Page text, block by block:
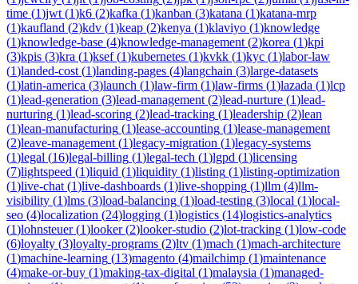
time (1)jwt (1)k6 (2)kafka (1)kanban (3)katana (1)katana-mrp
(1)kaufland (2)kdv (1)keap (2)kenya (1)klaviyo (1)knowledge
(1)knowledge-base (4)knowledge-management (2)korea (1)kpi
(3)kpis (3)kra (1)ksef(1)kubernetes (1)kvkk (1)kyc (1)labor-law
(1)landed-cost (1)landing-pages (4)langchain (3)large-datasets
(1)latin-america (3)launch (1)law-firm (1)law-firms (1)lazada (1)lcp
(1)lead-generation (3)lead-management (2)lead-nurture (1)lead-
nurturing (1)lead-scoring (2)lead-tracking (1)leadership (2)lean
(1)lean-manufacturing (1)lease-accounting (1)lease-management
(2)leave-management (1)legacy-migration (1)legacy-systems
(1)legal (16)legal-billing (1)legal-tech (1)lgpd (1)licensing
(7)lightspeed (1)liquid (1)liquidity (1)listing (1)listing-optimization
(1)live-chat (1)live-dashboards (1)live-shopping (1)llm (4)llm-
visibility (1)lms (3)load-balancing (1)load-testing (3)local (1)local-
seo (4)localization (24)logging (1)logistics (14)logistics-analytics
(1)lohnsteuer(1)looker(2)looker-studio (2)lot-tracking (1)low-code
(6)loyalty (3)loyalty-programs (2)ltv (1)mach (1)mach-architecture
(1)machine-learning (13)magento (4)mailchimp (1)maintenance
(4)make-or-buy (1)making-tax-digital (1)malaysia (1)managed-